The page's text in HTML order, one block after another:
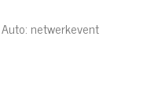
Auto: netwerkevent